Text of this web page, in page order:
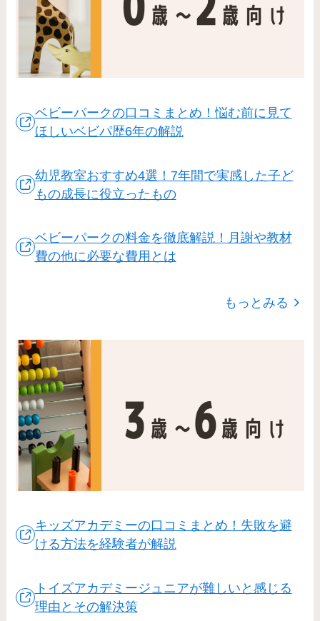
ベビーパークの口コミまとめ！悩む前に見て
ほしいベビパ歴6年の解説
幼児教室おすすめ4選！7年間で実感した子ど
もの成長に役立ったもの
ベビーパークの料金を徹底解説！月謝や教材
費の他に必要な費用とは
もっとみる
キッズアカデミーの口コミまとめ！失敗を避
ける方法を経験者が解説
トイズアカデミージュニアが難しいと感じる
理由とその解決策